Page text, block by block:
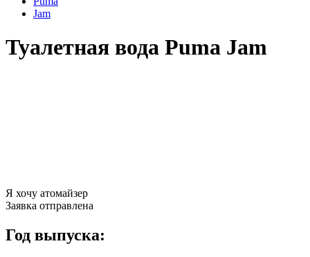
Jam
Туалетная вода Puma Jam
Я хочу атомайзер
Заявка отправлена
Год выпуска: